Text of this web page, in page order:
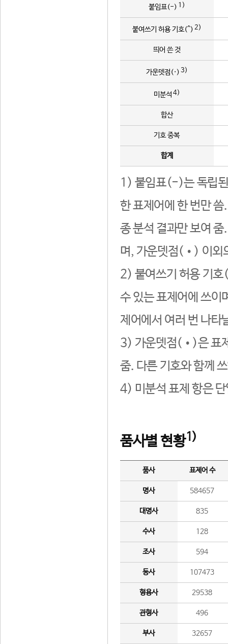
붙임표(-) 1)
붙여쓰기 허용 기호(^) 2)
띄어 쓴 것
가운뎃점(·) 3)
미분석 4)
합산
기호 중복
합계
1) 붙임표(-)는 독립된
한 표제어에 한 번만
종 분석 결과만 보여
며, 가운뎃점(•) 이외
2) 붙여쓰기 허용 기호
수 있는 표제어에 쓰이
제어에서 여러 번 나타
3) 가운뎃점(•)은 표
줌. 다른 기호와 함께
4) 미분석 표제 항은
품사별 현황1)
품사 표제어 수
명사 584657
대명사 835
수사 128
조사 594
동사 107473
형용사 29538
관형사 496
부사 32657